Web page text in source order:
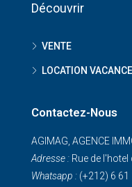
Découvrir
VENTE
LOCATION
Contactez-Nous
AGIMAG, AGENCE
Adresse : Rue de
Whatsapp : (+212) 6 61